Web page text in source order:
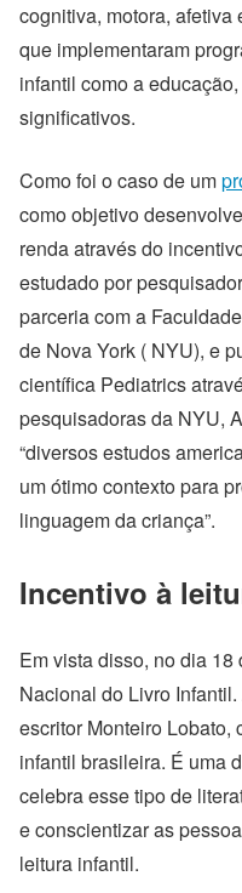
cognitiva, motora,
que implementaram
infantil como a
significativos.
Como foi o caso de um
como objetivo
renda através do
estudado por
parceria com a
de Nova York ( NYU), e
científica Pediatrics
pesquisadoras da NYU,
“diversos estudos
um ótimo contexto para
linguagem da criança”.
Incentivo à
Em vista disso, no dia
Nacional do Livro
escritor Monteiro Lobato,
infantil brasileira. É uma
celebra esse tipo de
e conscientizar as
leitura infantil.